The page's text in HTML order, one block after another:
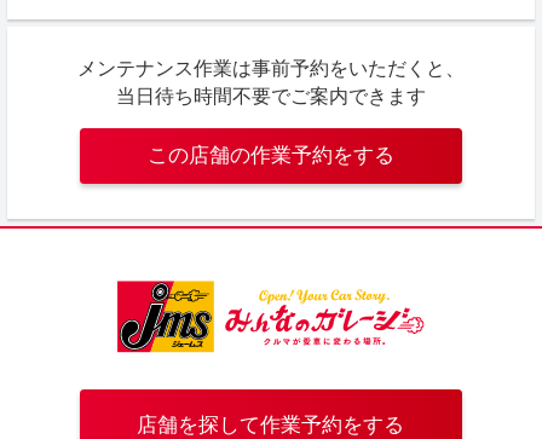
メンテナンス作業は事前予約をいただくと、
当日待ち時間不要でご案内できます
この店舗の作業予約をする
店舗を探して作業予約をする